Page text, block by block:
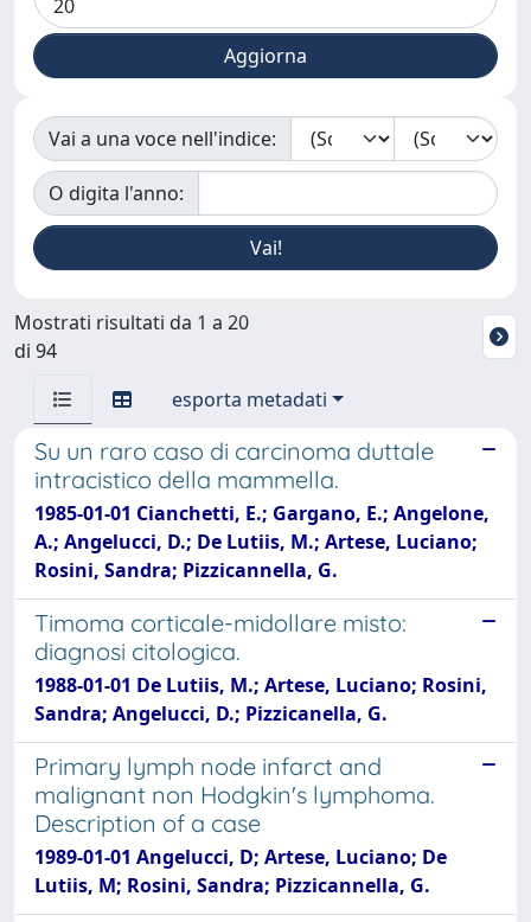
Vai a una voce nell'indice:
O digita l'anno:
Mostrati risultati da 1 a 20
di 94
esporta metadati
Su un raro caso di carcinoma duttale
intracistico della mammella.
1985-01-01 Cianchetti, E.; Gargano, E.; Angelone,
A.; Angelucci, D.; De Lutiis, M.; Artese, Luciano;
Rosini, Sandra; Pizzicannella, G.
Timoma corticale-midollare misto:
diagnosi citologica.
1988-01-01 De Lutiis, M.; Artese, Luciano; Rosini,
Sandra; Angelucci, D.; Pizzicanella, G.
Primary lymph node infarct and
malignant non Hodgkin's lymphoma.
Description of a case
1989-01-01 Angelucci, D; Artese, Luciano; De
Lutiis, M; Rosini, Sandra; Pizzicannella, G.